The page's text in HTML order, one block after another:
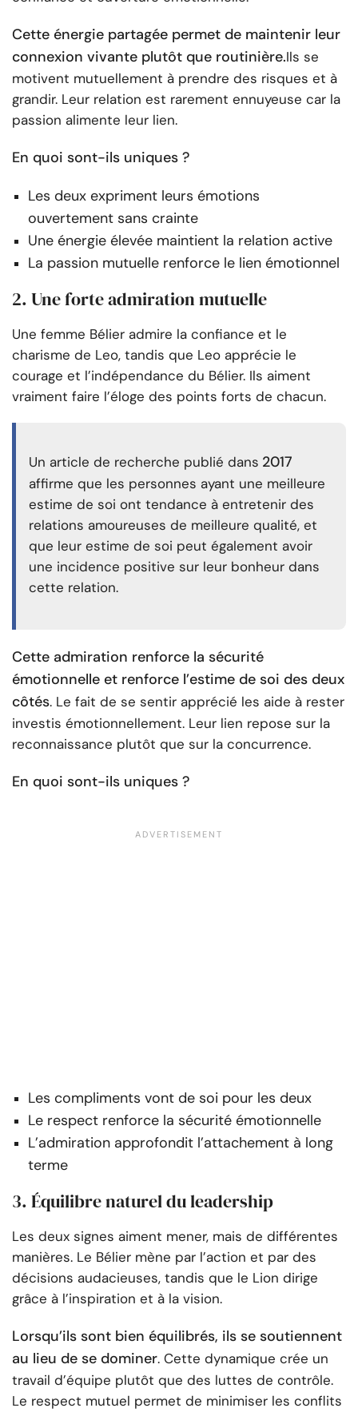
Cette énergie partagée permet de maintenir leur
connexion vivante plutôt que routinière.Ils se
motivent mutuellement à prendre des risques et à
grandir. Leur relation est rarement ennuyeuse car la
passion alimente leur lien.
En quoi sont-ils uniques ?
Les deux expriment leurs émotions
ouvertement sans crainte
Une énergie élevée maintient la relation active
La passion mutuelle renforce le lien émotionnel
2. Une forte admiration mutuelle
Une femme Bélier admire la confiance et le
charisme de Leo, tandis que Leo apprécie le
courage et l’indépendance du Bélier. Ils aiment
vraiment faire l’éloge des points forts de chacun.
Un article de recherche publié dans 2017
affirme que les personnes ayant une meilleure
estime de soi ont tendance à entretenir des
relations amoureuses de meilleure qualité, et
que leur estime de soi peut également avoir
une incidence positive sur leur bonheur dans
cette relation.
Cette admiration renforce la sécurité
émotionnelle et renforce l’estime de soi des deux
côtés. Le fait de se sentir apprécié les aide à rester
investis émotionnellement. Leur lien repose sur la
reconnaissance plutôt que sur la concurrence.
En quoi sont-ils uniques ?
Les compliments vont de soi pour les deux
Le respect renforce la sécurité émotionnelle
L’admiration approfondit l’attachement à long
terme
3. Équilibre naturel du leadership
Les deux signes aiment mener, mais de différentes
manières. Le Bélier mène par l’action et par des
décisions audacieuses, tandis que le Lion dirige
grâce à l’inspiration et à la vision.
Lorsqu’ils sont bien équilibrés, ils se soutiennent
au lieu de se dominer. Cette dynamique crée un
travail d’équipe plutôt que des luttes de contrôle.
Le respect mutuel permet de minimiser les conflits